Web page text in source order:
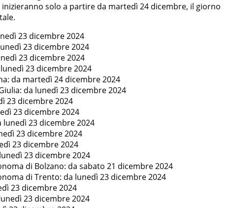
inizieranno solo a partire da martedì 24 dicembre, il giorno
23 dicembre 2024
23 dicembre 2024
23 dicembre 2024
23 dicembre 2024
da martedì 24 dicembre 2024
da lunedì 23 dicembre 2024
23 dicembre 2024
23 dicembre 2024
lunedì 23 dicembre 2024
23 dicembre 2024
23 dicembre 2024
23 dicembre 2024
di Bolzano: da sabato 21 dicembre 2024
di Trento: da lunedì 23 dicembre 2024
23 dicembre 2024
23 dicembre 2024